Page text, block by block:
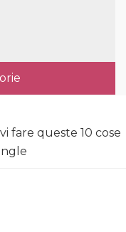
fare queste 10 cose